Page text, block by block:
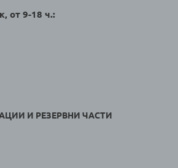
от 9-18 ч.:
И РЕЗЕРВНИ ЧАСТИ